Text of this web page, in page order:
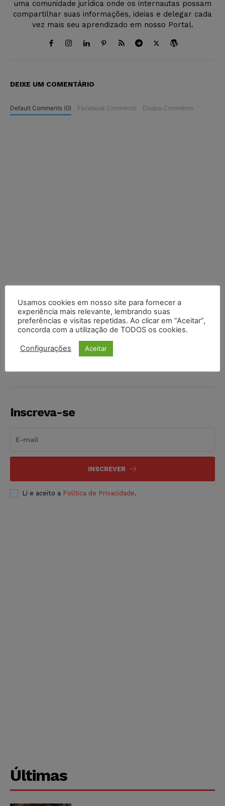
uma comunidade jurídica onde os internautas possam
compartilhar suas informações, ideias e delegar cada
vez mais seu aprendizado em nosso Portal.
DEIXE UM COMENTÁRIO
Default Comments (0) Facebook Comments Disqus Comments
COMPARTILHE
Inscreva-se
INSCREVER
Li e aceito a Política de Privacidade.
Últimas
Usamos cookies em nosso site para fornecer a
experiência mais relevante, lembrando suas
preferências e visitas repetidas. Ao clicar em “Aceitar”,
concorda com a utilização de TODOS os cookies.
Configurações Aceitar